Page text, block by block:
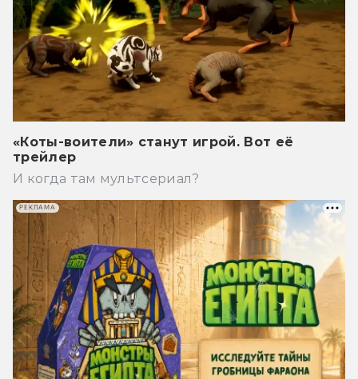
«Коты-воители» станут игрой. Вот её
трейлер
И когда там мультсериал?
РЕКЛАМА